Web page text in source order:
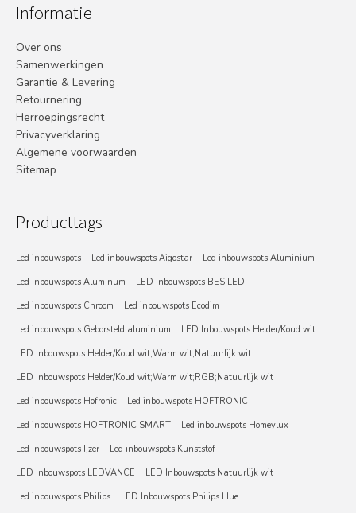
Informatie
Over ons
Samenwerkingen
Garantie & Levering
Retournering
Herroepingsrecht
Privacyverklaring
Algemene voorwaarden
Sitemap
Producttags
Led inbouwspots Led inbouwspots Aigostar
Led inbouwspots Aluminium
Led inbouwspots Aluminum
LED Inbouwspots BES LED
Led inbouwspots Chroom
Led inbouwspots Ecodim
Led inbouwspots Geborsteld aluminium
LED Inbouwspots Helder/Koud wit
LED Inbouwspots Helder/Koud wit;Warm wit;Natuurlijk wit
LED Inbouwspots Helder/Koud wit;Warm wit;RGB;Natuurlijk wit
Led inbouwspots Hofronic
Led inbouwspots HOFTRONIC
Led inbouwspots HOFTRONIC SMART
Led inbouwspots Homeylux
Led inbouwspots Ijzer
Led inbouwspots Kunststof
LED Inbouwspots LEDVANCE
LED Inbouwspots Natuurlijk wit
Led inbouwspots Philips
LED Inbouwspots Philips Hue